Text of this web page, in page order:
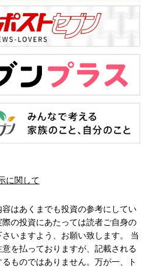
に関して
はあくまでも投資の参考にしてい
の投資にあたっては読者ご自身の
いますよう、お願い致します。 当
を払っておりますが、記載される
ものではありません。万が一、ト